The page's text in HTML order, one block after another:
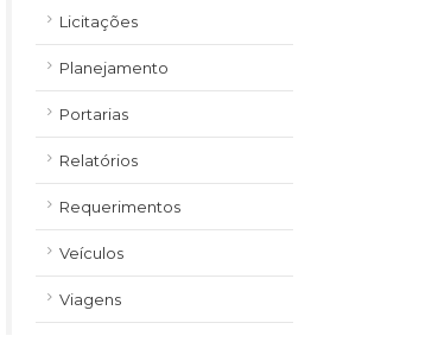
Licitações
Planejamento
Portarias
Relatórios
Requerimentos
Veículos
Viagens